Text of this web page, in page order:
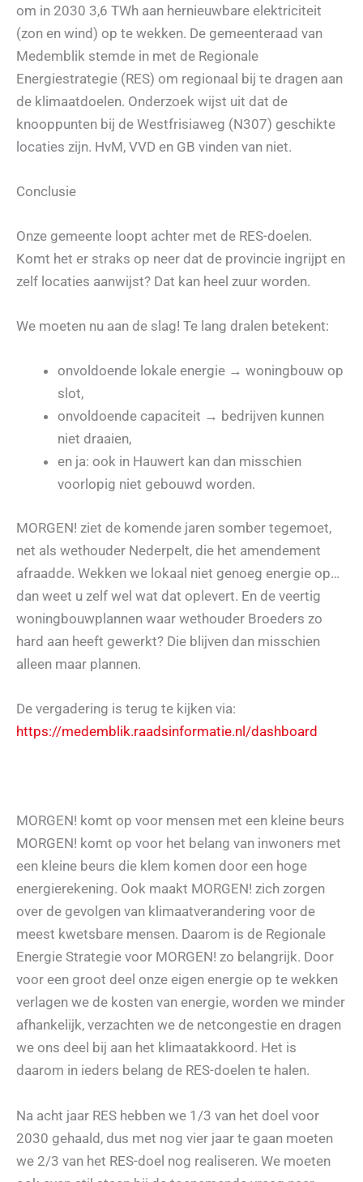
om in 2030 3,6 TWh aan hernieuwbare elektriciteit
(zon en wind) op te wekken. De gemeenteraad van
Medemblik stemde in met de Regionale
Energiestrategie (RES) om regionaal bij te dragen aan
de klimaatdoelen. Onderzoek wijst uit dat de
knooppunten bij de Westfrisiaweg (N307) geschikte
locaties zijn. HvM, VVD en GB vinden van niet.
Conclusie
Onze gemeente loopt achter met de RES-doelen.
Komt het er straks op neer dat de provincie ingrijpt en
zelf locaties aanwijst? Dat kan heel zuur worden.
We moeten nu aan de slag! Te lang dralen betekent:
onvoldoende lokale energie → woningbouw op
slot,
onvoldoende capaciteit → bedrijven kunnen
niet draaien,
en ja: ook in Hauwert kan dan misschien
voorlopig niet gebouwd worden.
MORGEN! ziet de komende jaren somber tegemoet,
net als wethouder Nederpelt, die het amendement
afraadde. Wekken we lokaal niet genoeg energie op…
dan weet u zelf wel wat dat oplevert. En de veertig
woningbouwplannen waar wethouder Broeders zo
hard aan heeft gewerkt? Die blijven dan misschien
alleen maar plannen.
De vergadering is terug te kijken via:
https://medemblik.raadsinformatie.nl/dashboard
MORGEN! komt op voor mensen met een kleine beurs
MORGEN! komt op voor het belang van inwoners met
een kleine beurs die klem komen door een hoge
energierekening. Ook maakt MORGEN! zich zorgen
over de gevolgen van klimaatverandering voor de
meest kwetsbare mensen. Daarom is de Regionale
Energie Strategie voor MORGEN! zo belangrijk. Door
voor een groot deel onze eigen energie op te wekken
verlagen we de kosten van energie, worden we minder
afhankelijk, verzachten we de netcongestie en dragen
we ons deel bij aan het klimaatakkoord. Het is
daarom in ieders belang de RES-doelen te halen.
Na acht jaar RES hebben we 1/3 van het doel voor
2030 gehaald, dus met nog vier jaar te gaan moeten
we 2/3 van het RES-doel nog realiseren. We moeten